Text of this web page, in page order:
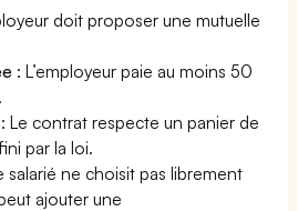
doit proposer une mutuelle
: L’employeur paie au moins 50
: Le contrat respecte un panier de
par la loi.
salarié ne choisit pas librement
ajouter une